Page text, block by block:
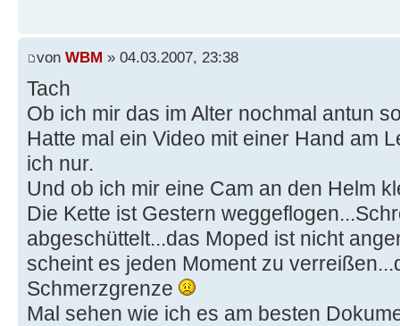
von WBM » 04.03.2007, 23:38
Tach
Ob ich mir das im Alter nochmal antun
Hatte mal ein Video mit einer Hand am
ich nur.
Und ob ich mir eine Cam an den Helm
Die Kette ist Gestern
abgeschüttelt...das Moped ist nicht
scheint es jeden Moment zu
Schmerzgrenze
Mal sehen wie ich es am besten